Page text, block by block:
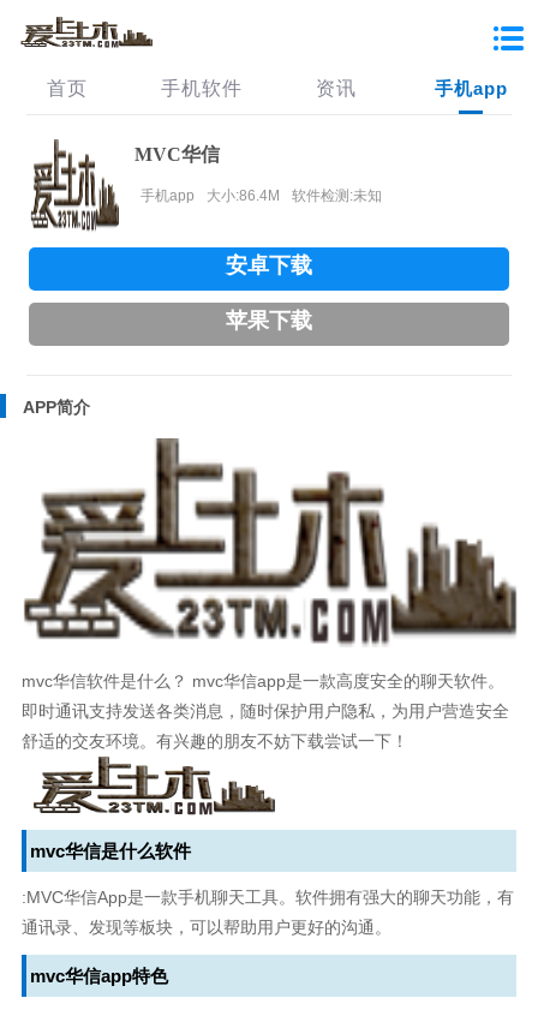
首页 手机软件 资讯 手机app
MVC华信
手机app 大小:86.4M 软件检测:未知
安卓下载
苹果下载
APP简介
mvc华信软件是什么？ mvc华信app是一款高度安全的聊天软件。
即时通讯支持发送各类消息，随时保护用户隐私，为用户营造安全
舒适的交友环境。有兴趣的朋友不妨下载尝试一下！
mvc华信是什么软件
:MVC华信App是一款手机聊天工具。软件拥有强大的聊天功能，有
通讯录、发现等板块，可以帮助用户更好的沟通。
mvc华信app特色